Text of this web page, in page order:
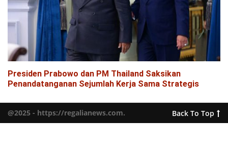
Presiden Prabowo dan PM Thailand Saksikan
Penandatanganan Sejumlah Kerja Sama Strategis
@2025 - https://regalianews.com. Back To Top